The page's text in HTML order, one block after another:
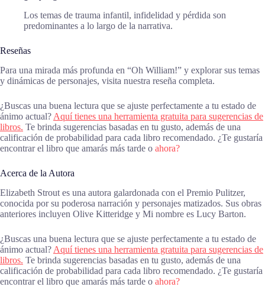
Los temas de trauma infantil, infidelidad y pérdida son
predominantes a lo largo de la narrativa.
Reseñas
Para una mirada más profunda en “Oh William!” y explorar sus temas
y dinámicas de personajes, visita nuestra reseña completa.
¿Buscas una buena lectura que se ajuste perfectamente a tu estado de
ánimo actual? Aquí tienes una herramienta gratuita para sugerencias de
libros. Te brinda sugerencias basadas en tu gusto, además de una
calificación de probabilidad para cada libro recomendado. ¿Te gustaría
encontrar el libro que amarás más tarde o ahora?
Acerca de la Autora
Elizabeth Strout es una autora galardonada con el Premio Pulitzer,
conocida por su poderosa narración y personajes matizados. Sus obras
anteriores incluyen Olive Kitteridge y Mi nombre es Lucy Barton.
¿Buscas una buena lectura que se ajuste perfectamente a tu estado de
ánimo actual? Aquí tienes una herramienta gratuita para sugerencias de
libros. Te brinda sugerencias basadas en tu gusto, además de una
calificación de probabilidad para cada libro recomendado. ¿Te gustaría
encontrar el libro que amarás más tarde o ahora?